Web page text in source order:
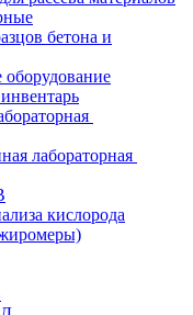
бетона и
лабораторная
кислорода